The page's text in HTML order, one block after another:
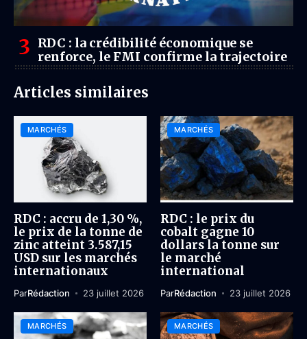
RDC : la crédibilité économique se
renforce, le FMI confirme la trajectoire
Articles similaires
MARCHÉS
RDC : accru de 1,30 %,
le prix de la tonne de
zinc atteint 3.587,15
USD sur les marchés
internationaux
ParRédaction 23 juillet 2026
MARCHÉS
RDC : le prix du
cobalt gagne 10
dollars la tonne sur
le marché
international
ParRédaction 23 juillet 2026
MARCHÉS MARCHÉS